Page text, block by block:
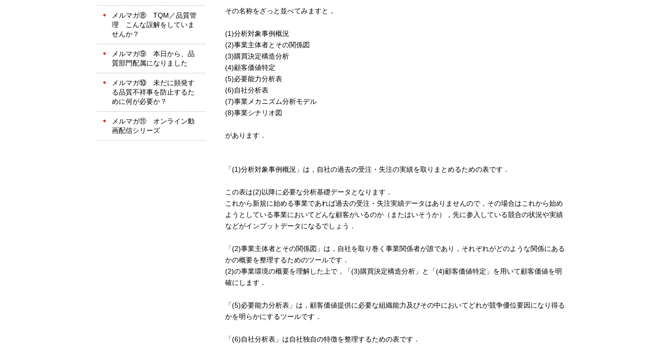
メルマガ⑧ TQM／品質管
理 こんな誤解をしていま
せんか？
メルマガ⑨ 本日から、品
質部門配属になりました
メルマガ⑩ 未だに頻発す
る品質不祥事を防止するた
めに何が必要か？
メルマガ⑪ オンライン動
画配信シリーズ
その名称をざっと並べてみますと，
(1)分析対象事例概況
(2)事業主体者とその関係図
(3)購買決定構造分析
(4)顧客価値特定
(5)必要能力分析表
(6)自社分析表
(7)事業メカニズム分析モデル
(8)事業シナリオ図
があります．
「(1)分析対象事例概況」は，自社の過去の受注・失注の実績を取りまとめるための表です．
この表は(2)以降に必要な分析基礎データとなります．
これから新規に始める事業であれば過去の受注・失注実績データはありませんので，その場合はこれから始め
ようとしている事業においてどんな顧客がいるのか（またはいそうか），先に参入している競合の状況や実績
などがインプットデータになるでしょう．
「(2)事業主体者とその関係図」は，自社を取り巻く事業関係者が誰であり，それぞれがどのような関係にある
かの概要を整理するためのツールです．
(2)の事業環境の概要を理解した上で，「(3)購買決定構造分析」と「(4)顧客価値特定」を用いて顧客価値を明
確にします．
「(5)必要能力分析表」は，顧客価値提供に必要な組織能力及びその中においてどれが競争優位要因になり得る
かを明らかにするツールです．
「(6)自社分析表」は自社独自の特徴を整理するための表です．